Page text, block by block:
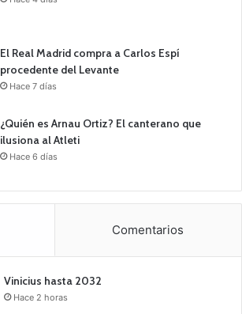
El Real Madrid compra a Carlos Espí
procedente del Levante
Hace 7 días
¿Quién es Arnau Ortiz? El canterano que
ilusiona al Atleti
Hace 6 días
Comentarios
Vinicius hasta 2032
Hace 2 horas